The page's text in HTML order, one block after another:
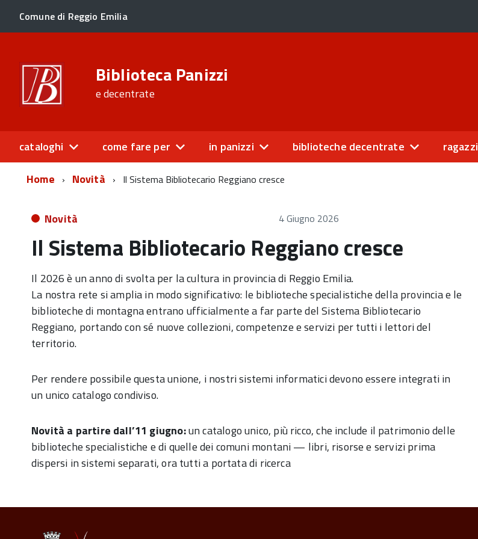
Comune di Reggio Emilia
Biblioteca Panizzi
e decentrate
cataloghi come fare per in panizzi biblioteche decentrate ragazzi
Home
Novità Il Sistema Bibliotecario Reggiano cresce
Novità 4 Giugno 2026
Il Sistema Bibliotecario Reggiano cresce
Il 2026 è un anno di svolta per la cultura in provincia di Reggio Emilia.
La nostra rete si amplia in modo significativo: le biblioteche specialistiche della provincia e le
biblioteche di montagna entrano ufficialmente a far parte del Sistema Bibliotecario
Reggiano, portando con sé nuove collezioni, competenze e servizi per tutti i lettori del
territorio.
Per rendere possibile questa unione, i nostri sistemi informatici devono essere integrati in
un unico catalogo condiviso.
Novità a partire dall’11 giugno:un catalogo unico, più ricco, che include il patrimonio delle
biblioteche specialistiche e di quelle dei comuni montani — libri, risorse e servizi prima
dispersi in sistemi separati, ora tutti a portata di ricerca